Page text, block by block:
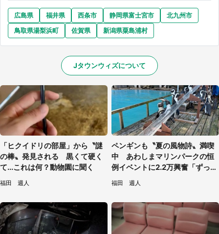
広島県 福井県 西条市 静岡県富士宮市
北九州市
鳥取県湯梨浜町
佐賀県 新潟県粟島浦村
Jタウンウィズについて
「ヒクイドリの部屋」から〝謎
の棒〟発見される 黒くて硬く
て...これは何？動物園に聞く
福田 週人
ペンギンも〝夏の風物詩〟満喫
中 あわしまマリンパークの恒
例イベントに2.2万興奮「ずっと
見てたい」
福田 週人